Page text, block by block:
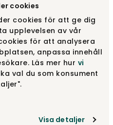
cookies
cookies för att ge dig
upplevelsen av vår
för att analysera
anpassa innehåll
Läs mer hur vi
val du som konsument
Visa detaljer
3 515 kr
2 565 kr